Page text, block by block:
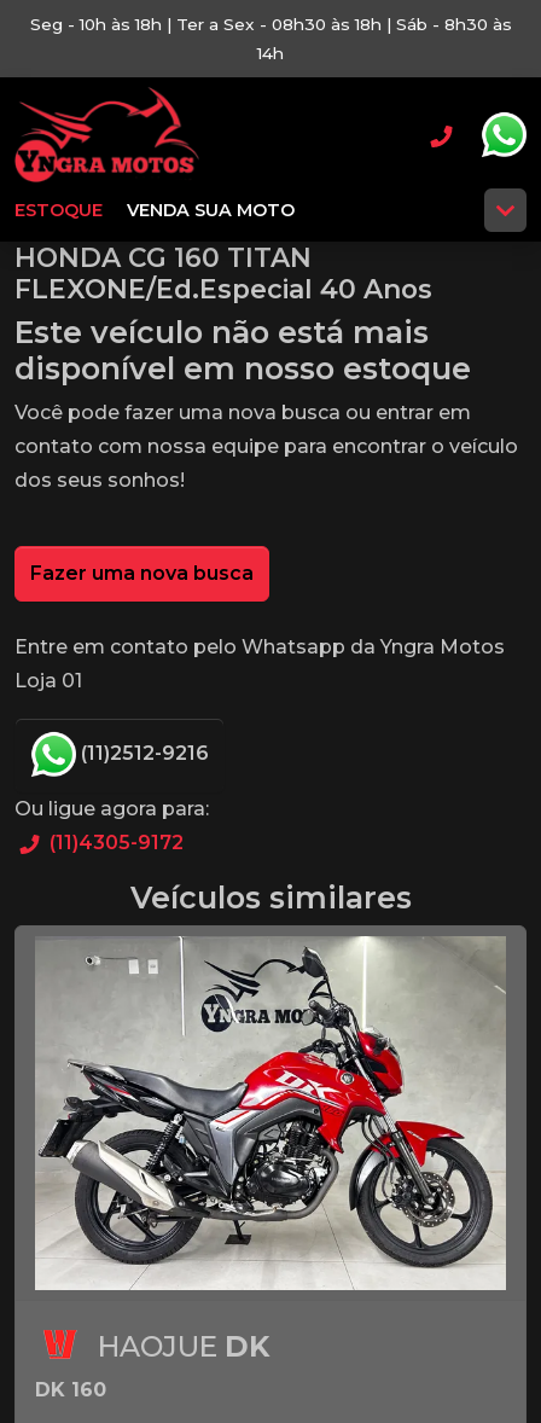
Seg - 10h às 18h | Ter a Sex - 08h30 às 18h | Sáb - 8h30 às
14h
ESTOQUE VENDA SUA MOTO
HONDA CG 160 TITAN
FLEXONE/Ed.Especial 40 Anos
Este veículo não está mais
disponível em nosso estoque
Você pode fazer uma nova busca ou entrar em
contato com nossa equipe para encontrar o veículo
dos seus sonhos!
Fazer uma nova busca
Entre em contato pelo Whatsapp da Yngra Motos
Loja 01
(11)2512-9216
Ou ligue agora para:
(11)4305-9172
Veículos similares
HAOJUE DK
DK 160